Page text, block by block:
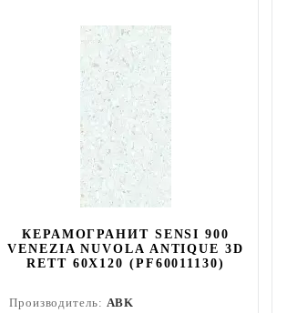
КЕРАМОГРАНИТ SENSI 900
VENEZIA NUVOLA ANTIQUE 3D
RETT 60X120 (PF60011130)
Производитель: ABK